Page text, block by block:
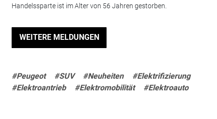
Handelssparte ist im Alter von 56 Jahren gestorben.
WEITERE MELDUNGEN
#Peugeot #SUV #Neuheiten
#Elektrifizierung
#Elektroantrieb
#Elektromobilität #Elektroauto